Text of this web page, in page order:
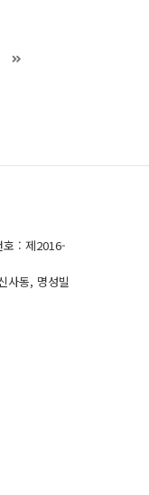
호 : 제2016-
사동, 명성빌